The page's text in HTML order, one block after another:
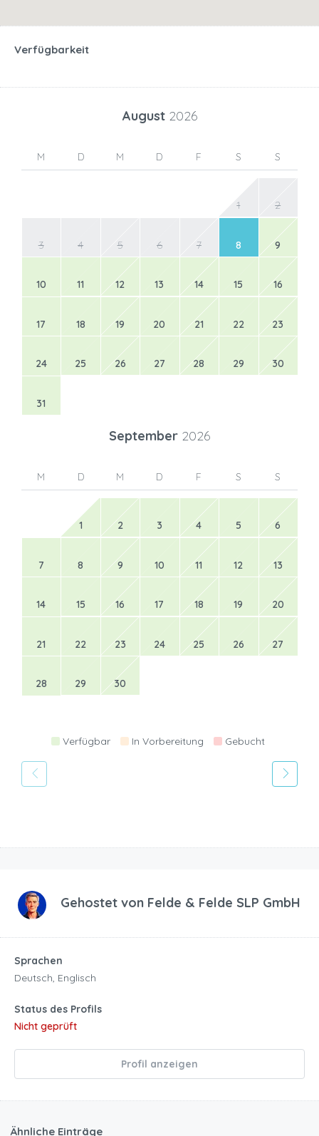
Verfügbarkeit
August 2026
M D M D F S S
1 2
3 4 5 6 7 8 9
10 11 12 13 14 15 16
17 18 19 20 21 22 23
24 25 26 27 28 29 30
31
September 2026
M D M D F S S
1 2 3 4 5 6
7 8 9 10 11 12 13
14 15 16 17 18 19 20
21 22 23 24 25 26 27
28 29 30
Verfügbar In Vorbereitung Gebucht
Gehostet von Felde & Felde SLP GmbH
Sprachen
Deutsch, Englisch
Status des Profils
Nicht geprüft
Profil anzeigen
Ähnliche Einträge